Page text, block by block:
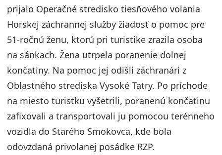
prijalo Operačné stredisko tiesňového volania
Horskej záchrannej služby žiadosť o pomoc pre
51-ročnú ženu, ktorú pri turistike zrazila osoba
na sánkach. Žena utrpela poranenie dolnej
končatiny. Na pomoc jej odišli záchranári z
Oblastného strediska Vysoké Tatry. Po príchode
na miesto turistku vyšetrili, poranenú končatinu
zafixovali a transportovali ju pomocou terénneho
vozidla do Starého Smokovca, kde bola
odovzdaná privolanej posádke RZP.